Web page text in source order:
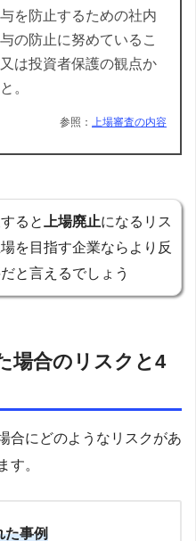
を防止するための社内
の防止に努めているこ
は投資者保護の観点か
。
参照： 上場審査の内容
ると 上場廃止になるリス
を目指す企業ならより反
と言えるでしょう
場合のリスクと4
合にどのようなリスクがあ
す。
た事例